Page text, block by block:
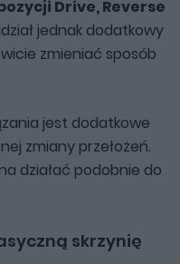
Drive, Reverse
jednak dodatkowy
zmieniać sposób
jest dodatkowe
zmiany przełożeń.
działać podobnie do
skrzynię